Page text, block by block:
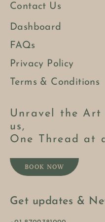
Contact Us
Dashboard
FAQs
Privacy Policy
Terms & Conditions
Unravel the
us,
One Thread at
BOOK NOW
Get updates &